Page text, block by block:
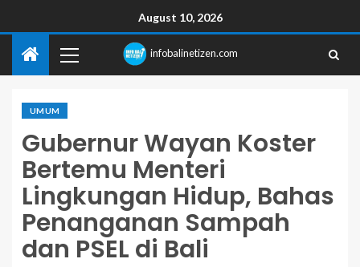
August 10, 2026
infobalinetizen.com
UMUM
Gubernur Wayan Koster
Bertemu Menteri
Lingkungan Hidup, Bahas
Penanganan Sampah
dan PSEL di Bali